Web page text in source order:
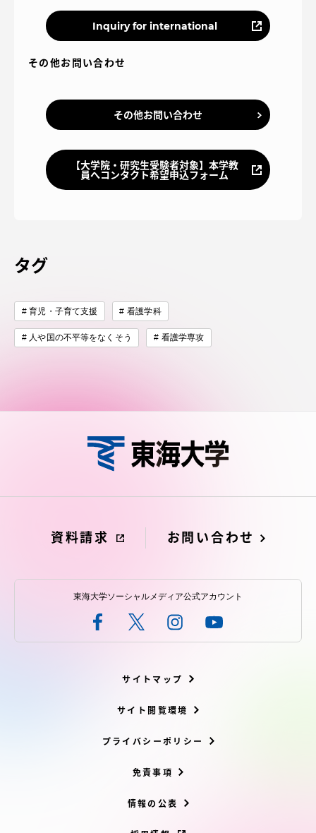
Inquiry for international
その他お問い合わせ
その他お問い合わせ
【大学院・研究生受験者対象】本学教
員へコンタクト希望申込フォーム
タグ
育児・子育て支援 看護学科
人や国の不平等をなくそう 看護学専攻
資料請求 お問い合わせ
東海大学ソーシャルメディア公式アカウント
サイトマップ
サイト閲覧環境
プライバシーポリシー
免責事項
情報の公表